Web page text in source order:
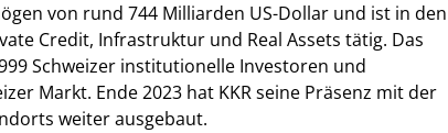
von rund 744 Milliarden US-Dollar und ist in den
Credit, Infrastruktur und Real Assets tätig. Das
Schweizer institutionelle Investoren und
Markt. Ende 2023 hat KKR seine Präsenz mit der
weiter ausgebaut.